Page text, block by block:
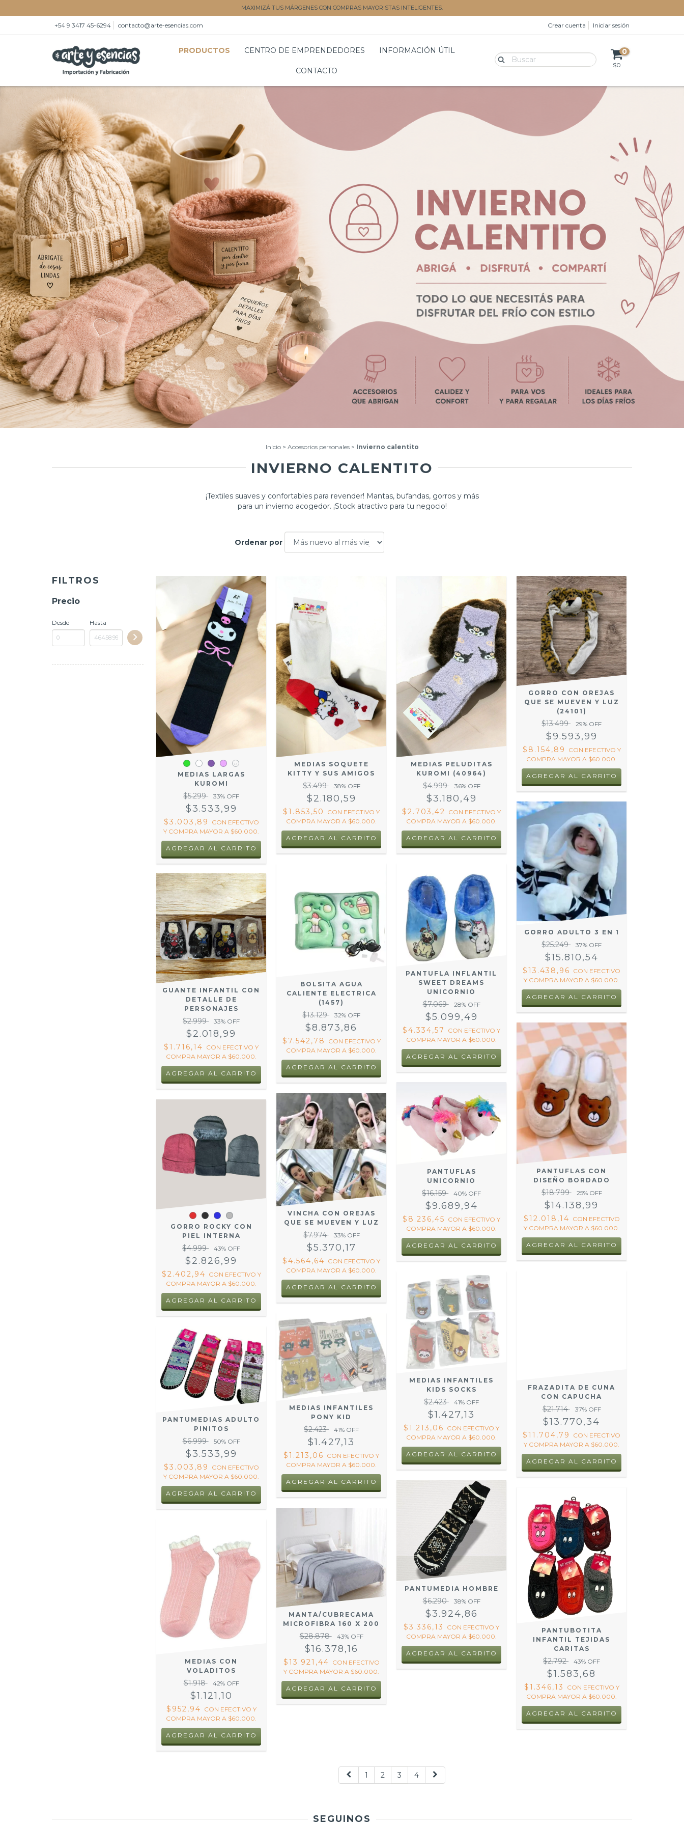
MAXIMIZÁ TUS MÁRGENES CON COMPRAS MAYORISTAS INTELIGENTES.
+54 9 3417 45-6294 contacto@arte-esencias.com Crear cuenta Iniciar sesión
PRODUCTOS CENTRO DE EMPRENDEDORES INFORMACIÓN ÚTIL
CONTACTO
0
$0
Inicio > Accesorios personales > Invierno calentito
INVIERNO CALENTITO
¡Textiles suaves y confortables para revender! Mantas, bufandas, gorros y más
para un invierno acogedor. ¡Stock atractivo para tu negocio!
Ordenar por
FILTROS
Precio
Desde Hasta
+1
MEDIAS LARGAS
KUROMI
$5.299 33% OFF
$3.533,99
$3.003,89 CON EFECTIVO
Y COMPRA MAYOR A $60.000.
AGREGAR AL CARRITO
MEDIAS SOQUETE
KITTY Y SUS AMIGOS
$3.499 38% OFF
$2.180,59
$1.853,50 CON EFECTIVO Y
COMPRA MAYOR A $60.000.
AGREGAR AL CARRITO
MEDIAS PELUDITAS
KUROMI (40964)
$4.999 36% OFF
$3.180,49
$2.703,42 CON EFECTIVO Y
COMPRA MAYOR A $60.000.
GORRO CON OREJAS
QUE SE MUEVEN Y LUZ
(24101)
$13.499 29% OFF
$9.593,99
$8.154,89 CON EFECTIVO Y
COMPRA MAYOR A $60.000.
AGREGAR AL CARRITO
GUANTE INFANTIL CON
DETALLE DE
PERSONAJES
$2.999 33% OFF
$2.018,99
$1.716,14 CON EFECTIVO Y
COMPRA MAYOR A $60.000.
AGREGAR AL CARRITO
BOLSITA AGUA
CALIENTE ELECTRICA
(1457)
$13.129 32% OFF
$8.873,86
$7.542,78 CON EFECTIVO Y
COMPRA MAYOR A $60.000.
AGREGAR AL CARRITO
PANTUFLA INFLANTIL
SWEET DREAMS
UNICORNIO
$7.069 28% OFF
$5.099,49
$4.334,57 CON EFECTIVO Y
COMPRA MAYOR A $60.000.
AGREGAR AL CARRITO
GORRO ADULTO 3 EN 1
$25.249 37% OFF
$15.810,54
$13.438,96 CON EFECTIVO
Y COMPRA MAYOR A $60.000.
AGREGAR AL CARRITO
GORRO ROCKY CON
PIEL INTERNA
$4.999 43% OFF
$2.826,99
$2.402,94 CON EFECTIVO Y
COMPRA MAYOR A $60.000.
AGREGAR AL CARRITO
VINCHA CON OREJAS
QUE SE MUEVEN Y LUZ
$7.974 33% OFF
$5.370,17
$4.564,64 CON EFECTIVO Y
COMPRA MAYOR A $60.000.
AGREGAR AL CARRITO
PANTUFLAS
UNICORNIO
$16.159 40% OFF
$9.689,94
$8.236,45 CON EFECTIVO Y
COMPRA MAYOR A $60.000.
AGREGAR AL CARRITO
PANTUFLAS CON
DISEÑO BORDADO
$18.799 25% OFF
$14.138,99
$12.018,14 CON EFECTIVO
Y COMPRA MAYOR A $60.000.
AGREGAR AL CARRITO
PANTUMEDIAS ADULTO
PINITOS
$6.999 50% OFF
$3.533,99
$3.003,89 CON EFECTIVO
Y COMPRA MAYOR A $60.000.
AGREGAR AL CARRITO
MEDIAS INFANTILES
PONY KID
$2.423 41% OFF
$1.427,13
$1.213,06 CON EFECTIVO Y
COMPRA MAYOR A $60.000.
AGREGAR AL CARRITO
MEDIAS INFANTILES
KIDS SOCKS
$2.423 41% OFF
$1.427,13
$1.213,06 CON EFECTIVO Y
COMPRA MAYOR A $60.000.
AGREGAR AL CARRITO
FRAZADITA DE CUNA
CON CAPUCHA
$21.714 37% OFF
$13.770,34
$11.704,79 CON EFECTIVO
Y COMPRA MAYOR A $60.000.
AGREGAR AL CARRITO
MEDIAS CON
VOLADITOS
$1.918 42% OFF
$1.121,10
$952,94 CON EFECTIVO Y
COMPRA MAYOR A $60.000.
AGREGAR AL CARRITO
MANTA/CUBRECAMA
MICROFIBRA 160 X 200
$28.878 43% OFF
$16.378,16
$13.921,44 CON EFECTIVO
Y COMPRA MAYOR A $60.000.
AGREGAR AL CARRITO
PANTUMEDIA HOMBRE
$6.290 38% OFF
$3.924,86
$3.336,13 CON EFECTIVO Y
COMPRA MAYOR A $60.000.
PANTUBOTITA
INFANTIL TEJIDAS
CARITAS
$2.792 43% OFF
$1.583,68
$1.346,13 CON EFECTIVO Y
COMPRA MAYOR A $60.000.
AGREGAR AL CARRITO
1 2 3 4
SEGUINOS